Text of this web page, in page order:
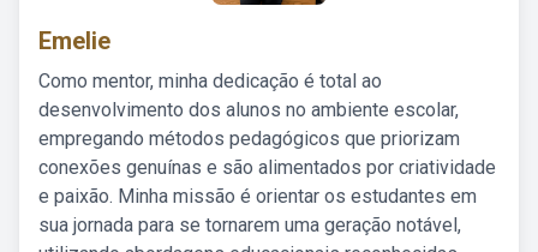
Emelie
Como mentor, minha dedicação é total ao
desenvolvimento dos alunos no ambiente escolar,
empregando métodos pedagógicos que priorizam
conexões genuínas e são alimentados por criatividade
e paixão. Minha missão é orientar os estudantes em
sua jornada para se tornarem uma geração notável,